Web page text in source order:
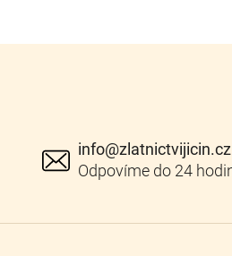
info@zlatnictvijicin.cz